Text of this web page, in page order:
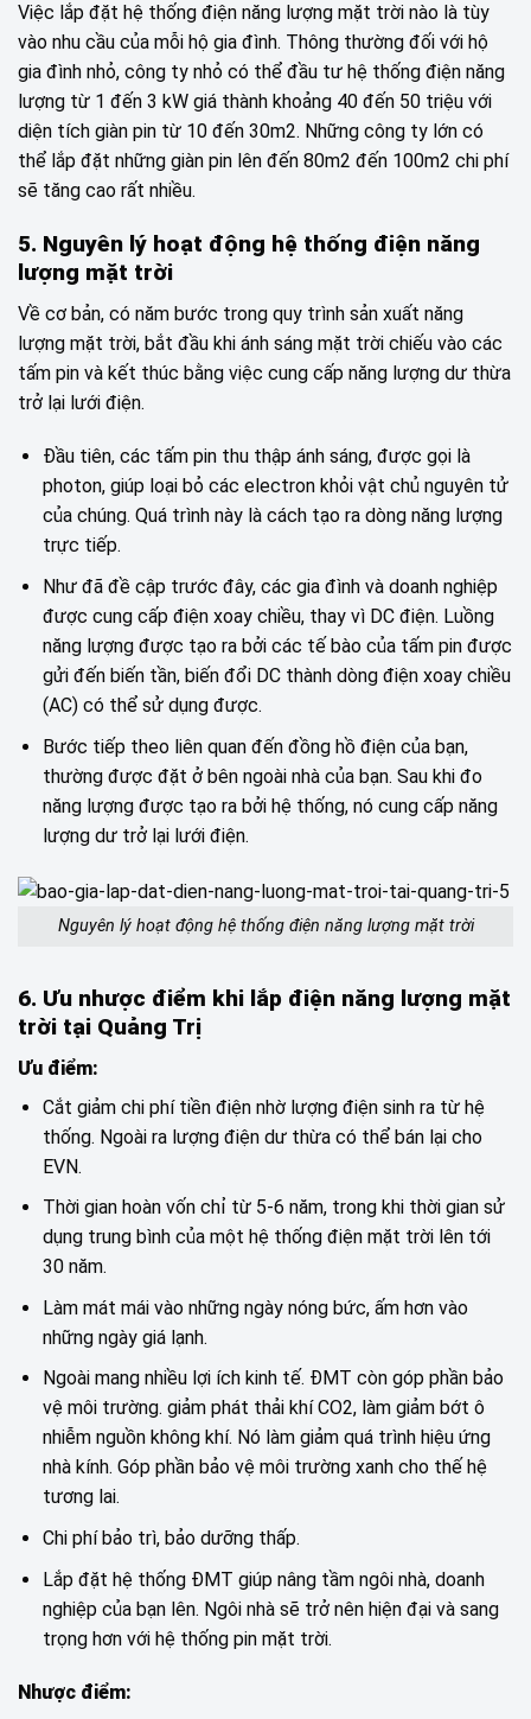
Việc lắp đặt hệ thống điện năng lượng mặt trời nào là tùy
vào nhu cầu của mỗi hộ gia đình. Thông thường đối với hộ
gia đình nhỏ, công ty nhỏ có thể đầu tư hệ thống điện năng
lượng từ 1 đến 3 kW giá thành khoảng 40 đến 50 triệu với
diện tích giàn pin từ 10 đến 30m2. Những công ty lớn có
thể lắp đặt những giàn pin lên đến 80m2 đến 100m2 chi phí
sẽ tăng cao rất nhiều.
5. Nguyên lý hoạt động hệ thống điện năng
lượng mặt trời
Về cơ bản, có năm bước trong quy trình sản xuất năng
lượng mặt trời, bắt đầu khi ánh sáng mặt trời chiếu vào các
tấm pin và kết thúc bằng việc cung cấp năng lượng dư thừa
trở lại lưới điện.
Đầu tiên, các tấm pin thu thập ánh sáng, được gọi là
photon, giúp loại bỏ các electron khỏi vật chủ nguyên tử
của chúng. Quá trình này là cách tạo ra dòng năng lượng
trực tiếp.
Như đã đề cập trước đây, các gia đình và doanh nghiệp
được cung cấp điện xoay chiều, thay vì DC điện. Luồng
năng lượng được tạo ra bởi các tế bào của tấm pin được
gửi đến biến tần, biến đổi DC thành dòng điện xoay chiều
(AC) có thể sử dụng được.
Bước tiếp theo liên quan đến đồng hồ điện của bạn,
thường được đặt ở bên ngoài nhà của bạn. Sau khi đo
năng lượng được tạo ra bởi hệ thống, nó cung cấp năng
lượng dư trở lại lưới điện.
Nguyên lý hoạt động hệ thống điện năng lượng mặt trời
6. Ưu nhược điểm khi lắp điện năng lượng mặt
trời tại Quảng Trị
Ưu điểm:
Cắt giảm chi phí tiền điện nhờ lượng điện sinh ra từ hệ
thống. Ngoài ra lượng điện dư thừa có thể bán lại cho
EVN.
Thời gian hoàn vốn chỉ từ 5-6 năm, trong khi thời gian sử
dụng trung bình của một hệ thống điện mặt trời lên tới
30 năm.
Làm mát mái vào những ngày nóng bức, ấm hơn vào
những ngày giá lạnh.
Ngoài mang nhiều lợi ích kinh tế. ĐMT còn góp phần bảo
vệ môi trường. giảm phát thải khí CO2, làm giảm bớt ô
nhiễm nguồn không khí. Nó làm giảm quá trình hiệu ứng
nhà kính. Góp phần bảo vệ môi trường xanh cho thế hệ
tương lai.
Chi phí bảo trì, bảo dưỡng thấp.
Lắp đặt hệ thống ĐMT giúp nâng tầm ngôi nhà, doanh
nghiệp của bạn lên. Ngôi nhà sẽ trở nên hiện đại và sang
trọng hơn với hệ thống pin mặt trời.
Nhược điểm: